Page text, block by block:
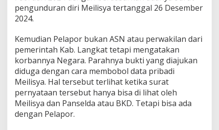
pengunduran diri Meilisya tertanggal 26 Desember
2024.
Kemudian Pelapor bukan ASN atau perwakilan dari
pemerintah Kab. Langkat tetapi mengatakan
korbannya Negara. Parahnya bukti yang diajukan
diduga dengan cara membobol data pribadi
Meilisya. Hal tersebut terlihat ketika surat
pernyataan tersebut hanya bisa di lihat oleh
Meilisya dan Panselda atau BKD. Tetapi bisa ada
dengan Pelapor.